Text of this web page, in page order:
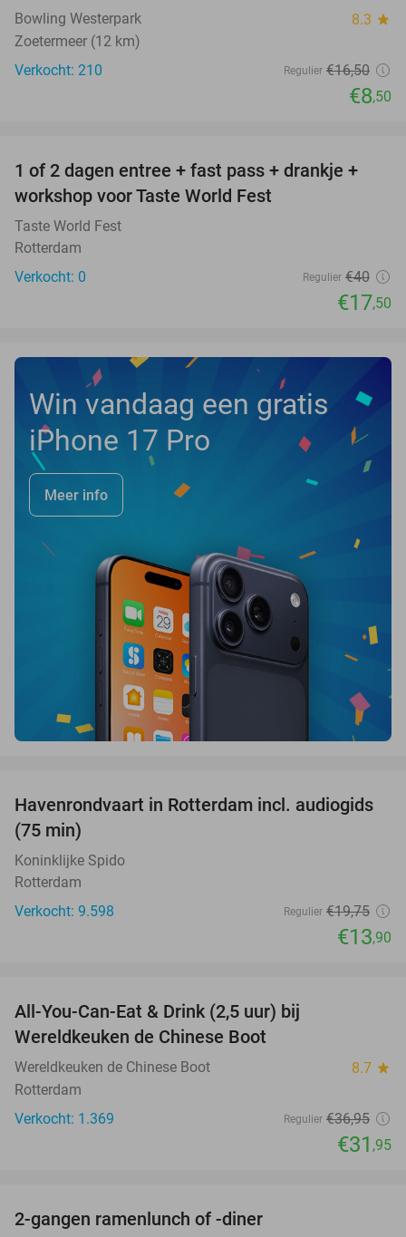
Bowling Westerpark 8.3 star
Zoetermeer (12 km)
Verkocht: 210
Regulier €16,50
€8,50
56%
TODAY
1 of 2 dagen entree + fast pass + drankje +
workshop voor Taste World Fest
Taste World Fest
Rotterdam
Verkocht: 0
Regulier €40
€17,50
Win vandaag een gratis
iPhone 17 Pro
Meer info
30%
Havenrondvaart in Rotterdam incl. audiogids
(75 min)
Koninklijke Spido
Rotterdam
Verkocht: 9.598
Regulier €19,75
€13,90
All-You-Can-Eat & Drink (2,5 uur) bij
Wereldkeuken de Chinese Boot
Wereldkeuken de Chinese Boot 8.7 star
Rotterdam
Verkocht: 1.369
Regulier €36,95
€31 ,95
2-gangen ramenlunch of -diner